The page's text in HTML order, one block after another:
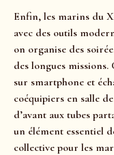
Enfin, les marins du
avec des outils
on organise des
des longues
sur smartphone et
coéquipiers en salle
d’avant aux tubes
un élément essentiel
collective pour les